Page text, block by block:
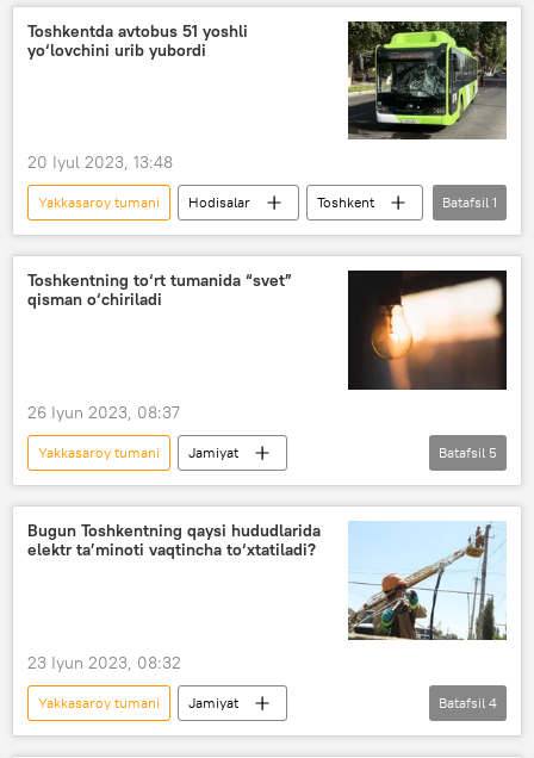
Sergeli tumani
elektr energiyasi
Toshkentda elektr ta’minoti o‘chirilishi
Toshkentda avtobus 51 yoshli
yo‘lovchini urib yubordi
20 Iyul 2023, 13:48
Yakkasaroy tumani Hodisalar
Toshkent
YTH
Batafsil 1
Toshkentning to‘rt tumanida “svet”
qisman o‘chiriladi
26 Iyun 2023, 08:37
Yakkasaroy tumani
Jamiyat
O‘zbekiston
Toshkent
Chilonzor tumani
Sergeli tumani
Mirobod tumani
elektr energiyasi
Batafsil 5
Bugun Toshkentning qaysi hududlarida
elektr ta’minoti vaqtincha to‘xtatiladi?
23 Iyun 2023, 08:32
Yakkasaroy tumani
Jamiyat
O‘zbekiston
Toshkent
Batafsil 4